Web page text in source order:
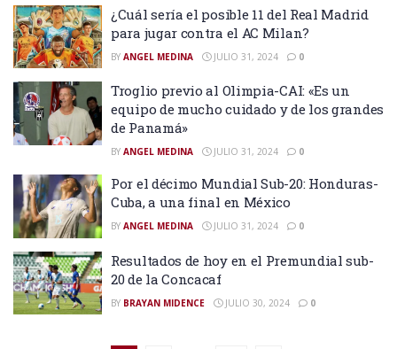
¿Cuál sería el posible 11 del Real Madrid
para jugar contra el AC Milan?
BY ANGEL MEDINA JULIO 31, 2024 0
Troglio previo al Olimpia-CAI: «Es un
equipo de mucho cuidado y de los grandes
de Panamá»
BY ANGEL MEDINA JULIO 31, 2024 0
Por el décimo Mundial Sub-20: Honduras-
Cuba, a una final en México
BY ANGEL MEDINA JULIO 31, 2024 0
Resultados de hoy en el Premundial sub-
20 de la Concacaf
BY BRAYAN MIDENCE JULIO 30, 2024 0